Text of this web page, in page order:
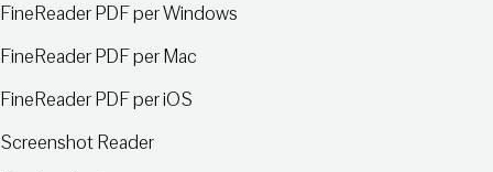
FineReader PDF per Windows
FineReader PDF per Mac
FineReader PDF per iOS
Screenshot Reader